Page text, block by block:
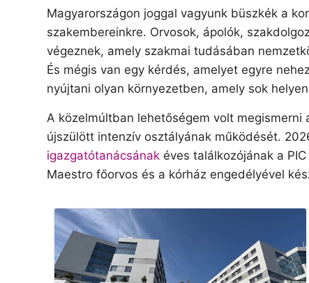
Magyarországon joggal vagyunk büszkék a
szakembereinkre. Orvosok, ápolók,
végeznek, amely szakmai tudásában
És mégis van egy kérdés, amelyet egyre
nyújtani olyan környezetben, amely sok
A közelmúltban lehetőségem volt
újszülött intenzív osztályának működését.
igazgatótanácsának éves találkozójának a
Maestro főorvos és a kórház engedélyével